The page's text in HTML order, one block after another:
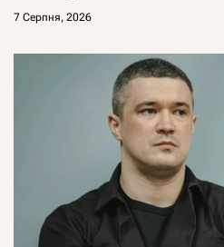
7 Серпня, 2026